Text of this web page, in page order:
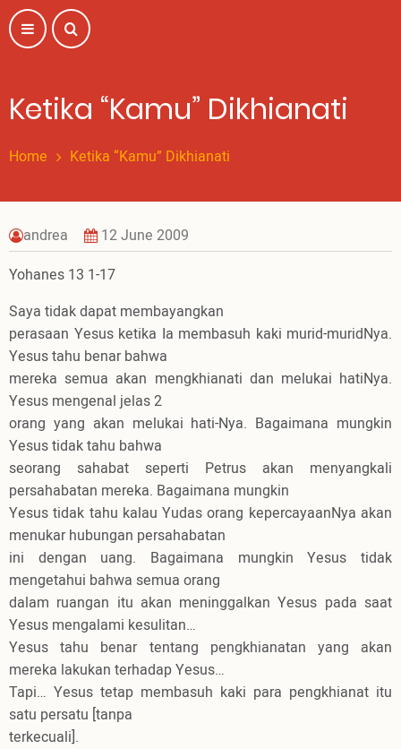
Skip
to
main
Ketika “Kamu” Dikhianati
Home Ketika “Kamu” Dikhianati
andrea
12 June 2009
Yohanes 13 1-17
Saya tidak dapat membayangkan
perasaan Yesus ketika Ia membasuh kaki murid-muridNya.
Yesus tahu benar bahwa
mereka semua akan mengkhianati dan melukai hatiNya.
Yesus mengenal jelas 2
orang yang akan melukai hati-Nya. Bagaimana mungkin
Yesus tidak tahu bahwa
seorang sahabat seperti Petrus akan menyangkali
persahabatan mereka. Bagaimana mungkin
Yesus tidak tahu kalau Yudas orang kepercayaanNya akan
menukar hubungan persahabatan
ini dengan uang. Bagaimana mungkin Yesus tidak
mengetahui bahwa semua orang
dalam ruangan itu akan meninggalkan Yesus pada saat
Yesus mengalami kesulitan…
Yesus tahu benar tentang pengkhianatan yang akan
mereka lakukan terhadap Yesus…
Tapi… Yesus tetap membasuh kaki para pengkhianat itu
satu persatu [tanpa
terkecuali].